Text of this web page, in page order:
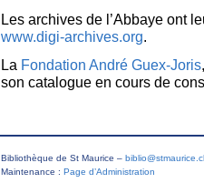
Les archives de l’Abbaye ont
www.digi-archives.org.
La Fondation André Guex-Joris
son catalogue en cours de
Bibliothèque de St Maurice –
Maintenance : Page d’Administration